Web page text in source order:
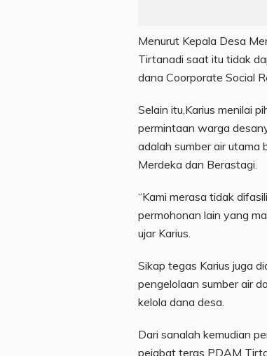
Menurut Kepala Desa
Tirtanadi saat itu tidak
dana Coorporate Social
Selain itu,Karius menilai
permintaan warga
adalah sumber air utama
Merdeka dan Berastagi.
“Kami merasa tidak
permohonan lain yang
ujar Karius.
Sikap tegas Karius juga
pengelolaan sumber air
kelola dana desa.
Dari sanalah kemudian
pejabat teras PDAM